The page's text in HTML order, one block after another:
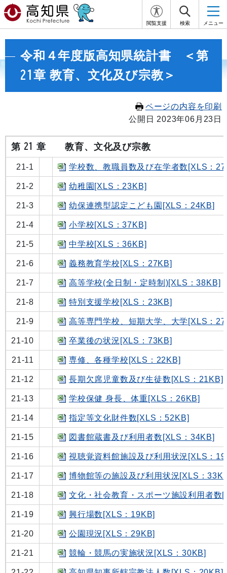
閲覧支援 検索 メニュー
令和４年度版高知県統計書 ＜第
21章 教育、文化及び宗教＞
ページの内容を印刷
公開日 2023年06月23日
第 21 章 教育、文化及び宗教
21-1 学校数、教職員数及び在学者数[XLS：
21-2 幼稚園[XLS：23KB]
21-3 幼保連携型認定こども園[XLS：24KB]
21-4 小学校[XLS：37KB]
21-5 中学校[XLS：36KB]
21-6 義務教育学校[XLS：27KB]
21-7 高等学校(全日制・定時制)[XLS：38KB]
21-8 特別支援学校[XLS：23KB]
21-9 高等専門学校、短期大学、大学[XLS：
21-10 卒業後の状況[XLS：73KB]
21-11 専修、各種学校[XLS：22KB]
21-12 長期欠席児童数及び生徒数[XLS：21KB]
21-13 学校保健 身長、体重[XLS：26KB]
21-14 指定等文化財件数[XLS：52KB]
21-15 図書館蔵書及び利用者数[XLS：34KB]
21-16 視聴覚資料館施設及び利用状況[XLS：
21-17 博物館等の施設及び利用状況[XLS：
21-18 文化・社会教育・スポーツ施設利用者数
21-19 興行場数[XLS：19KB]
21-20 公園現況[XLS：29KB]
21-21 競輪・競馬の実施状況[XLS：30KB]